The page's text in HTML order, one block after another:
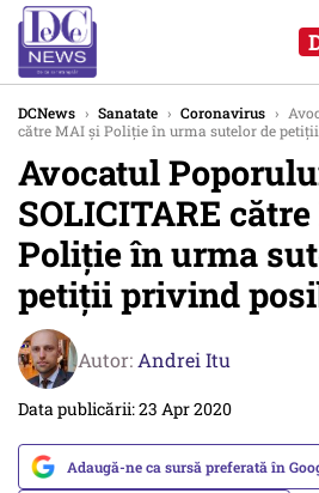
DCNews › Sanatate › Coronavirus ›
către MAI și Poliție în urma sutelor de
Avocatul
SOLICITARE
Poliție în urma
petiții privind
Autor: Andrei Itu
Data publicării: 23 Apr 2020
Adaugă-ne ca sursă preferată în